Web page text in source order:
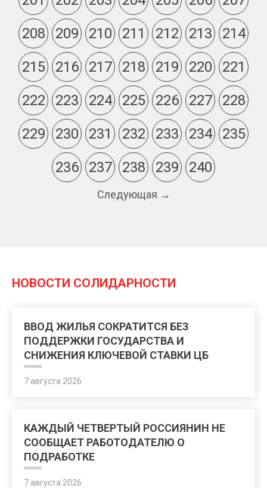
208
209 210 211 212 213
214
215
216 217 218 219 220
221
222
223 224 225 226 227
228
229
230 231 232 233 234
235
236
237 238 239 240
Следующая →
НОВОСТИ СОЛИДАРНОСТИ
ВВОД ЖИЛЬЯ СОКРАТИТСЯ БЕЗ
ПОДДЕРЖКИ ГОСУДАРСТВА И
СНИЖЕНИЯ КЛЮЧЕВОЙ СТАВКИ ЦБ
7 августа 2026
КАЖДЫЙ ЧЕТВЕРТЫЙ РОССИЯНИН НЕ
СООБЩАЕТ РАБОТОДАТЕЛЮ О
ПОДРАБОТКЕ
7 августа 2026